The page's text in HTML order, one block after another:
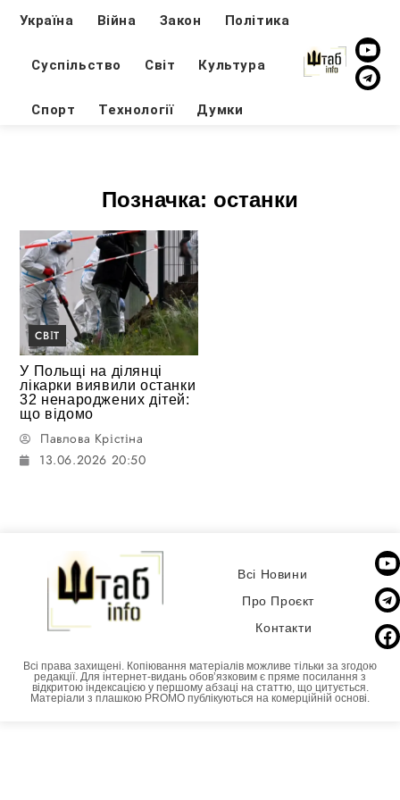
Україна Війна Закон Політика
Суспільство Світ Культура
Спорт Технології Думки
Позначка: останки
СВІТ
У Польщі на ділянці
лікарки виявили останки
32 ненароджених дітей:
що відомо
Павлова Крістіна
13.06.2026 20:50
Всі Новини
Про Проєкт
Контакти
Всі права захищені. Копіювання матеріалів можливе тільки за згодою
редакції. Для інтернет-видань обовʼязковим є пряме посилання з
відкритою індексацією у першому абзаці на статтю, що цитується.
Матеріали з плашкою PROMO публікуються на комерційній основі.